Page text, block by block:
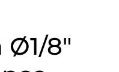
8″